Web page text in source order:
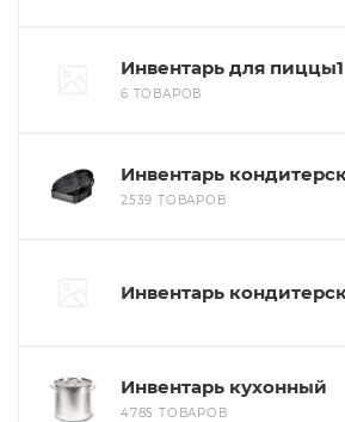
Инвентарь для пиццы1
6 ТОВАРОВ
Инвентарь
2539 ТОВАРОВ
Инвентарь
Инвентарь кухонный
4785 ТОВАРОВ